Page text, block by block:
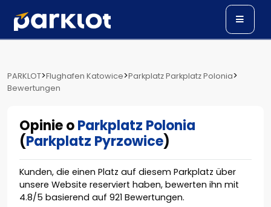
PARKLOT>Flughafen Katowice>Parkplatz Parkplatz Polonia>
Bewertungen
Opinie oParkplatz Polonia
(Parkplatz Pyrzowice)
Kunden, die einen Platz auf diesem Parkplatz über
unsere Website reserviert haben, bewerten ihn mit
4.8/5 basierend auf 921 Bewertungen.